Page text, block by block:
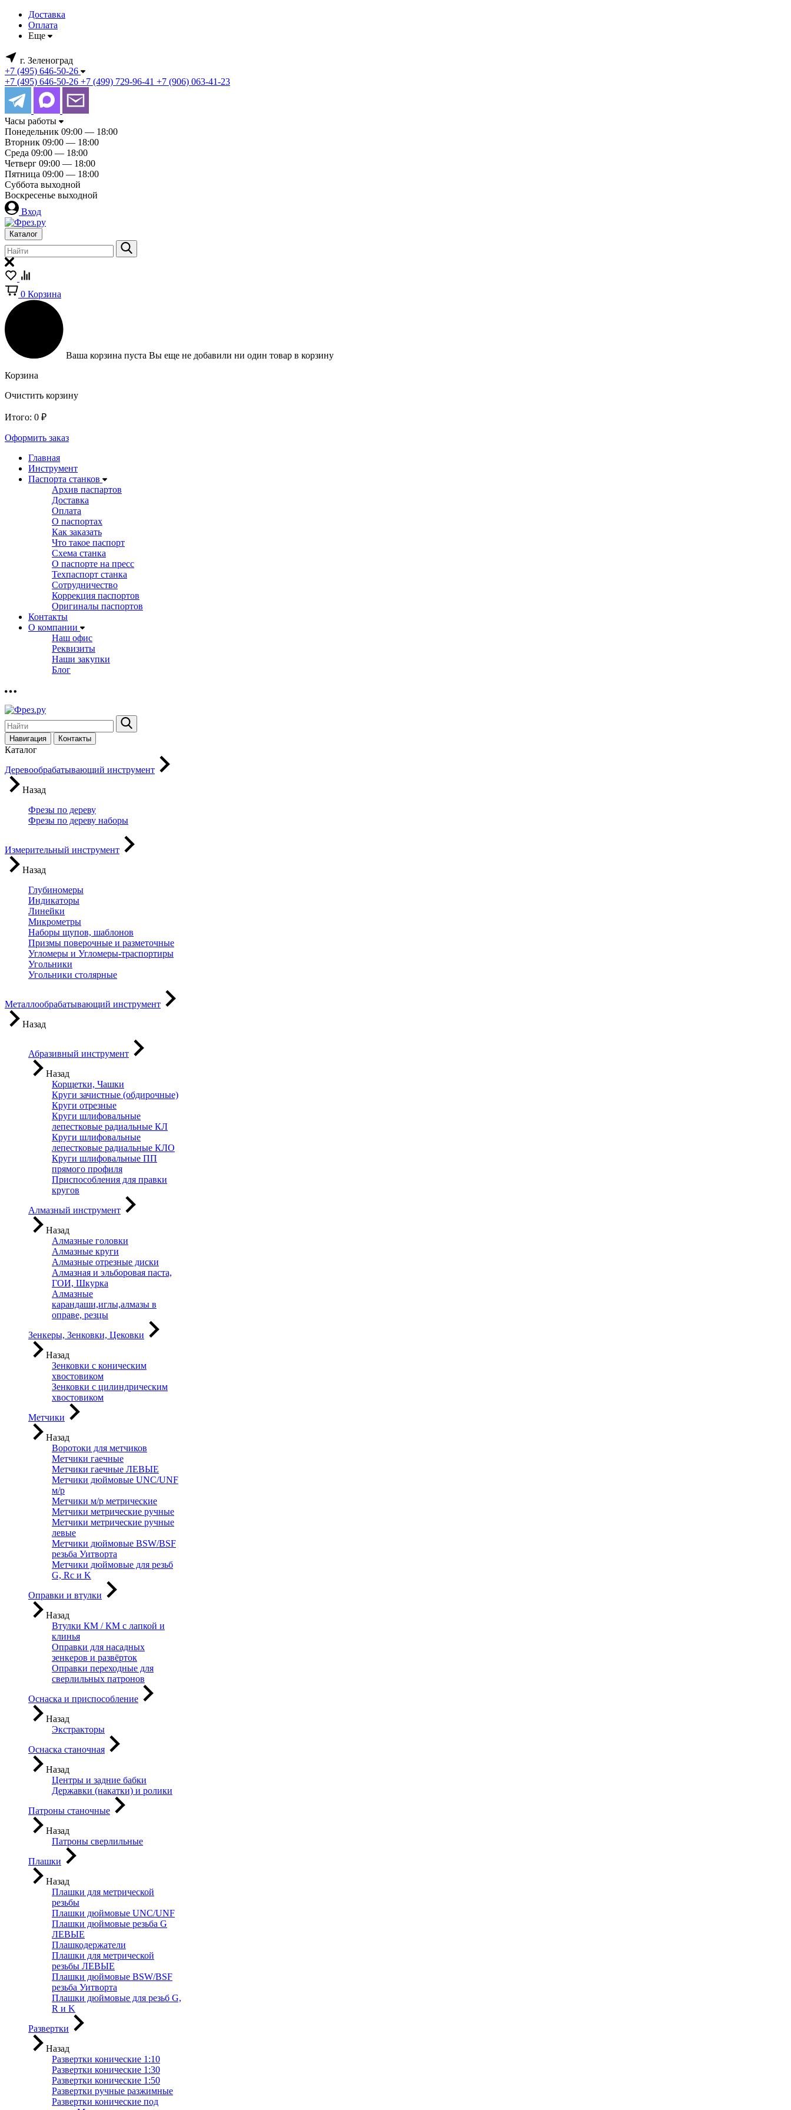
Доставка
Оплата
Еще
г. Зеленоград
+7 (495) 646-50-26
+7 (495) 646-50-26 +7 (499) 729-96-41 +7 (906) 063-41-23
Часы работы
Понедельник 09:00 — 18:00
Вторник 09:00 — 18:00
Среда 09:00 — 18:00
Четверг 09:00 — 18:00
Пятница 09:00 — 18:00
Суббота выходной
Воскресенье выходной
Вход
Каталог
0 Корзина
Ваша корзина пуста Вы еще не добавили ни один товар в корзину
Корзина
Очистить корзину
Итого: 0 ₽
Оформить заказ
Главная
Инструмент
Паспорта станков
Архив паспартов
Доставка
Оплата
О паспортах
Как заказать
Что такое паспорт
Схема станка
О паспорте на пресс
Техпаспорт станка
Сотрудничество
Коррекция паспортов
Оригиналы паспортов
Контакты
О компании
Наш офис
Реквизиты
Наши закупки
Блог
Навигация Контакты
Каталог
Деревообрабатывающий инструмент
Назад
Фрезы по дереву
Фрезы по дереву наборы
Измерительный инструмент
Назад
Глубиномеры
Индикаторы
Линейки
Микрометры
Наборы щупов, шаблонов
Призмы поверочные и разметочные
Угломеры и Угломеры-траспортиры
Угольники
Угольники столярные
Металлообрабатывающий инструмент
Назад
Абразивный инструмент
Назад
Корщетки, Чашки
Круги зачистные (обдирочные)
Круги отрезные
Круги шлифовальные
лепестковые радиальные КЛ
Круги шлифовальные
лепестковые радиальные КЛО
Круги шлифовальные ПП
прямого профиля
Приспособления для правки
кругов
Алмазный инструмент
Назад
Алмазные головки
Алмазные круги
Алмазные отрезные диски
Алмазная и эльборовая паста,
ГОИ, Шкурка
Алмазные
карандаши,иглы,алмазы в
оправе, резцы
Зенкеры, Зенковки, Цековки
Назад
Зенковки с коническим
хвостовиком
Зенковки с цилиндрическим
хвостовиком
Метчики
Назад
Воротоки для метчиков
Метчики гаечные
Метчики гаечные ЛЕВЫЕ
Метчики дюймовые UNC/UNF
м/р
Метчики м/р метрические
Метчики метрические ручные
Метчики метрические ручные
левые
Метчики дюймовые BSW/BSF
резьба Уитворта
Метчики дюймовые для резьб
G, Rc и K
Оправки и втулки
Назад
Втулки КМ / КМ с лапкой и
клинья
Оправки для насадных
зенкеров и развёрток
Оправки переходные для
сверлильных патронов
Оснаска и приспособление
Назад
Экстракторы
Оснаска станочная
Назад
Центры и задние бабки
Державки (накатки) и ролики
Патроны станочные
Назад
Патроны сверлильные
Плашки
Назад
Плашки для метрической
резьбы
Плашки дюймовые UNC/UNF
Плашки дюймовые резьба G
ЛЕВЫЕ
Плашкодержатели
Плашки для метрической
резьбы ЛЕВЫЕ
Плашки дюймовые BSW/BSF
резьба Уитворта
Плашки дюймовые для резьб G,
R и K
Развертки
Назад
Развертки конические 1:10
Развертки конические 1:30
Развертки конические 1:50
Развертки ручные разжимные
Развертки конические под